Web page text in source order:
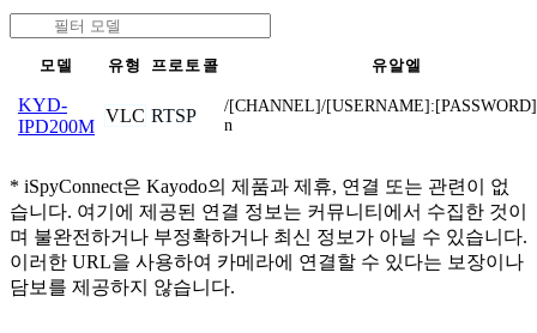
모델 유형 프로토콜 유알엘
KYD-
IPD200M
VLC RTSP
/[CHANNEL]/
n
* iSpyConnect은 Kayodo의 제품과 제휴, 연결 또는 관련이 없
습니다. 여기에 제공된 연결 정보는 커뮤니티에서 수집한 것이
며 불완전하거나 부정확하거나 최신 정보가 아닐 수 있습니다.
이러한 URL을 사용하여 카메라에 연결할 수 있다는 보장이나
담보를 제공하지 않습니다.